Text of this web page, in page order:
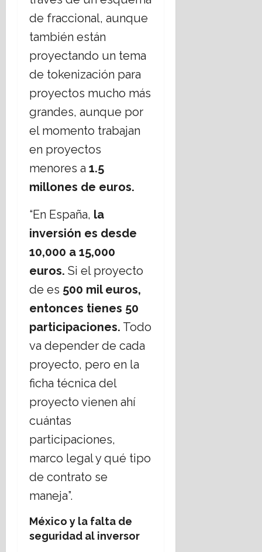
de fraccional, aunque
también están
proyectando un tema
de tokenización para
proyectos mucho más
grandes, aunque por
el momento trabajan
en proyectos
menores a 1.5
millones de euros.
“En España, la
inversión es desde
10,000 a 15,000
euros. Si el proyecto
de es 500 mil euros,
entonces tienes 50
participaciones. Todo
va depender de cada
proyecto, pero en la
ficha técnica del
proyecto vienen ahí
cuántas
participaciones,
marco legal y qué tipo
de contrato se
maneja”.
México y la falta de
seguridad al inversor